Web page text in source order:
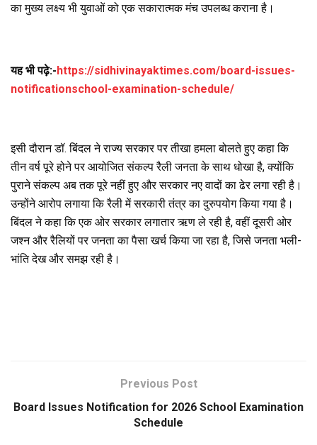
का मुख्य लक्ष्य भी युवाओं को एक सकारात्मक मंच उपलब्ध कराना है।
यह भी पढ़े:-https://sidhivinayaktimes.com/board-issues-
notificationschool-examination-schedule/
इसी दौरान डॉ. बिंदल ने राज्य सरकार पर तीखा हमला बोलते हुए कहा कि
तीन वर्ष पूरे होने पर आयोजित संकल्प रैली जनता के साथ धोखा है, क्योंकि
पुराने संकल्प अब तक पूरे नहीं हुए और सरकार नए वादों का ढेर लगा रही है।
उन्होंने आरोप लगाया कि रैली में सरकारी तंत्र का दुरुपयोग किया गया है।
बिंदल ने कहा कि एक ओर सरकार लगातार ऋण ले रही है, वहीं दूसरी ओर
जश्न और रैलियों पर जनता का पैसा खर्च किया जा रहा है, जिसे जनता भली-
भांति देख और समझ रही है।
Previous Post
Board Issues Notification for 2026 School Examination
Schedule